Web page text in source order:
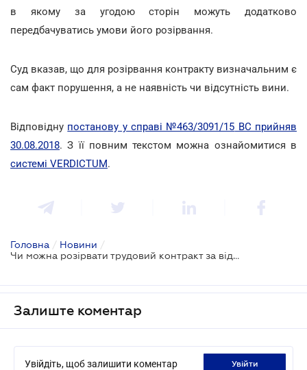
в якому за угодою сторін можуть додатково
передбачуватись умови його розірвання.
Суд вказав, що для розірвання контракту визначальним є
сам факт порушення, а не наявність чи відсутність вини.
Відповідну постанову у справі №463/3091/15 ВС прийняв
30.08.2018. З її повним текстом можна ознайомитися в
системі VERDICTUM.
Головна / Новини /
Чи можна розірвати трудовий контракт за відсутності вини працівника?
Залиште коментар
Увійдіть, щоб залишити коментар увійти